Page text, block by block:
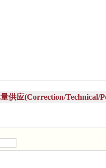
供应(Correction/Technical/